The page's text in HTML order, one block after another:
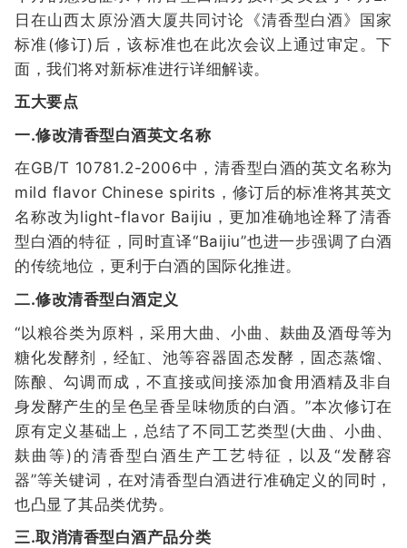
日在山西太原汾酒大厦共同讨论《清香型白酒》国家
标准(修订)后，该标准也在此次会议上通过审定。下
面，我们将对新标准进行详细解读。
五大要点
一.修改清香型白酒英文名称
在GB/T 10781.2-2006中，清香型白酒的英文名称为
mild flavor Chinese spirits，修订后的标准将其英文
名称改为light-flavor Baijiu，更加准确地诠释了清香
型白酒的特征，同时直译“Baijiu”也进一步强调了白酒
的传统地位，更利于白酒的国际化推进。
二.修改清香型白酒定义
“以粮谷类为原料，采用大曲、小曲、麸曲及酒母等为
糖化发酵剂，经缸、池等容器固态发酵，固态蒸馏、
陈酿、勾调而成，不直接或间接添加食用酒精及非自
身发酵产生的呈色呈香呈味物质的白酒。”本次修订在
原有定义基础上，总结了不同工艺类型(大曲、小曲、
麸曲等)的清香型白酒生产工艺特征，以及“发酵容
器”等关键词，在对清香型白酒进行准确定义的同时，
也凸显了其品类优势。
三.取消清香型白酒产品分类